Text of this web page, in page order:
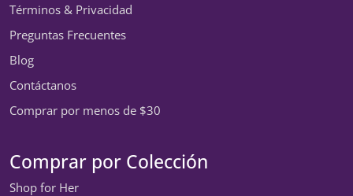
Términos & Privacidad
Preguntas Frecuentes
Blog
Contáctanos
Comprar por menos de $30
Comprar por Colección
Shop for Her